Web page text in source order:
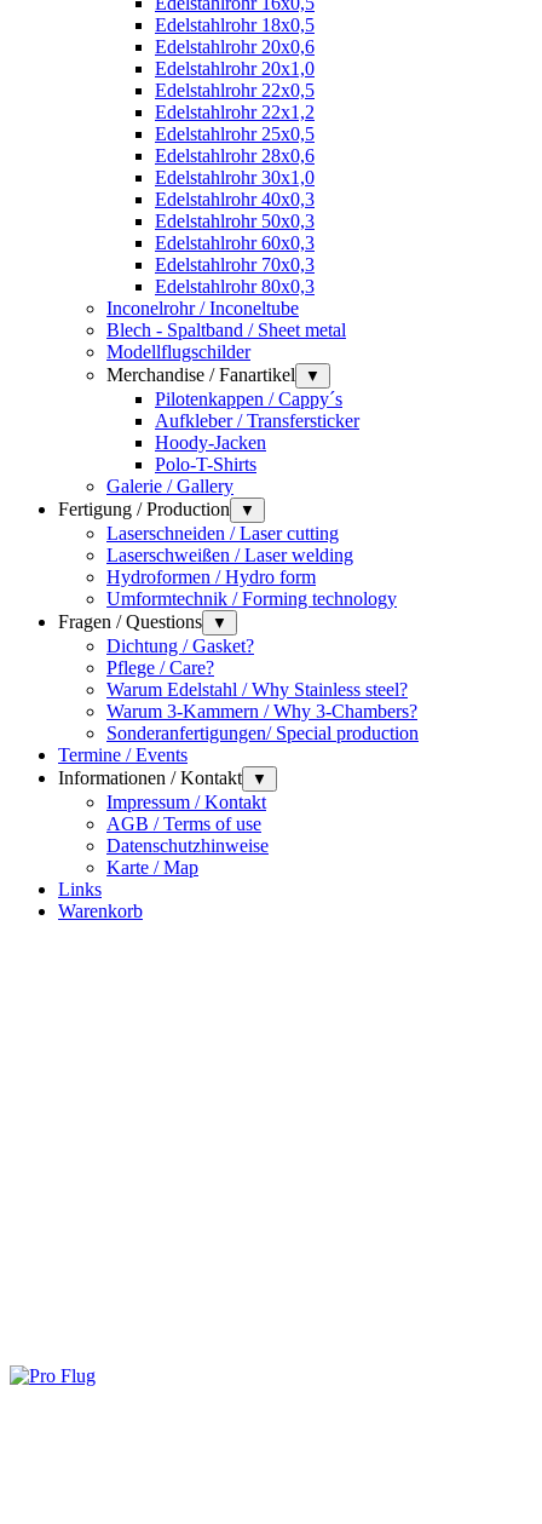
Edelstahlrohr 18x0,5
Edelstahlrohr 20x0,6
Edelstahlrohr 20x1,0
Edelstahlrohr 22x0,5
Edelstahlrohr 22x1,2
Edelstahlrohr 25x0,5
Edelstahlrohr 28x0,6
Edelstahlrohr 30x1,0
Edelstahlrohr 40x0,3
Edelstahlrohr 50x0,3
Edelstahlrohr 60x0,3
Edelstahlrohr 70x0,3
Edelstahlrohr 80x0,3
Inconelrohr / Inconeltube
Blech - Spaltband / Sheet metal
Modellflugschilder
Merchandise / Fanartikel
▼
Pilotenkappen / Cappy´s
Aufkleber / Transfersticker
Hoody-Jacken
Polo-T-Shirts
Galerie / Gallery
Fertigung / Production
▼
Laserschneiden / Laser cutting
Laserschweißen / Laser welding
Hydroformen / Hydro form
Umformtechnik / Forming technology
Fragen / Questions
▼
Dichtung / Gasket?
Pflege / Care?
Warum Edelstahl / Why Stainless steel?
Warum 3-Kammern / Why 3-Chambers?
Sonderanfertigungen/ Special production
Termine / Events
Informationen / Kontakt
▼
Impressum / Kontakt
AGB / Terms of use
Datenschutzhinweise
Karte / Map
Links
Warenkorb